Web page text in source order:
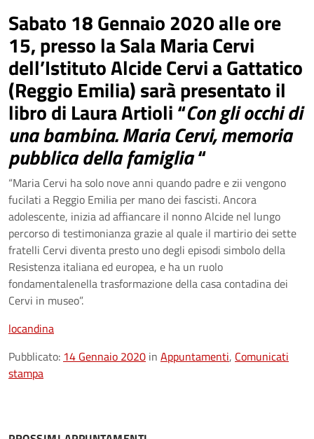
Sabato 18 Gennaio 2020 alle ore
15, presso la Sala Maria Cervi
dell’Istituto Alcide Cervi a Gattatico
(Reggio Emilia) sarà presentato il
libro di Laura Artioli “Con gli occhi di
una bambina. Maria Cervi, memoria
pubblica della famiglia“
“Maria Cervi ha solo nove anni quando padre e zii vengono
fucilati a Reggio Emilia per mano dei fascisti. Ancora
adolescente, inizia ad affiancare il nonno Alcide nel lungo
percorso di testimonianza grazie al quale il martirio dei sette
fratelli Cervi diventa presto uno degli episodi simbolo della
Resistenza italiana ed europea, e ha un ruolo
fondamentalenella trasformazione della casa contadina dei
Cervi in museo”.
locandina
Pubblicato: 14 Gennaio 2020 in Appuntamenti, Comunicati
stampa